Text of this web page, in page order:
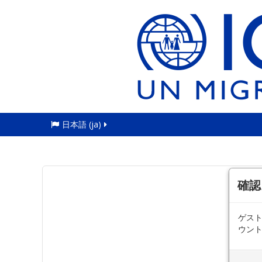
日本語 ‎(ja)‎
確認
ゲス
ウン